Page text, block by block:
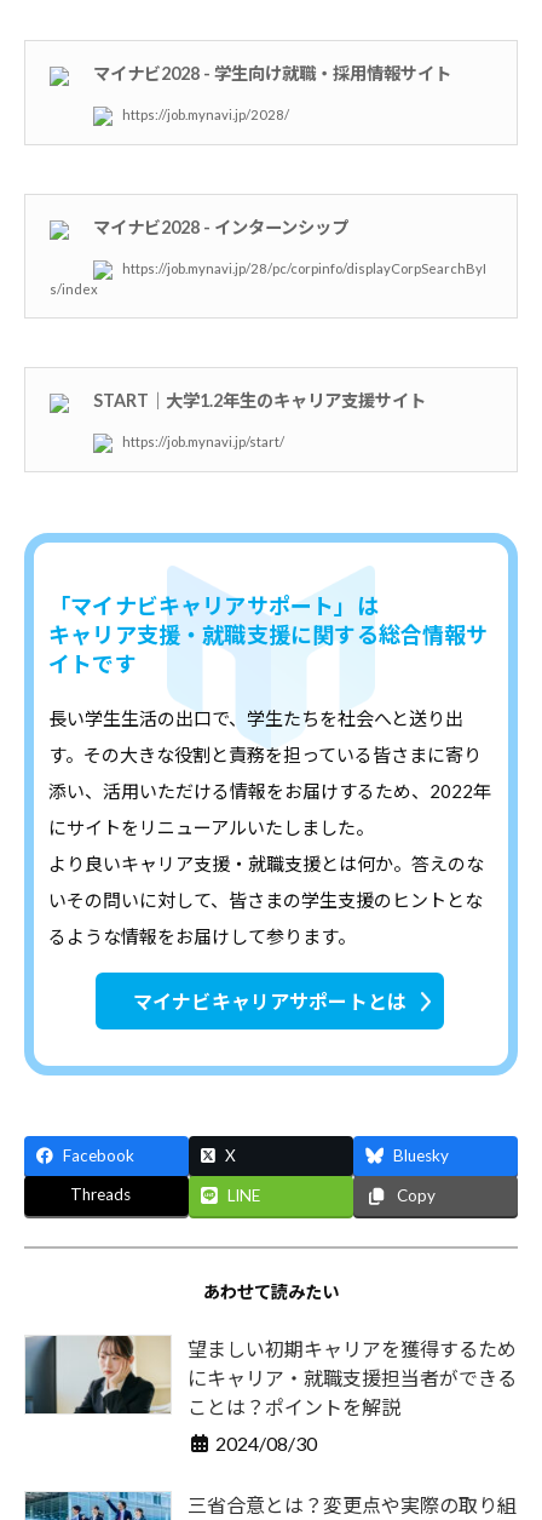
マイナビ2028 - 学生向け就職・採用情報サイト
https://job.mynavi.jp/2028/
マイナビ2028 - インターンシップ
https://job.mynavi.jp/28/pc/corpinfo/displayCorpSearchByI
s/index
START｜大学1.2年生のキャリア支援サイト
https://job.mynavi.jp/start/
「マイナビキャリアサポート」は
キャリア支援・就職支援に関する総合情報サ
イトです
長い学生生活の出口で、学生たちを社会へと送り出
す。その大きな役割と責務を担っている皆さまに寄り
添い、活用いただける情報をお届けするため、2022年
にサイトをリニューアルいたしました。
より良いキャリア支援・就職支援とは何か。答えのな
いその問いに対して、皆さまの学生支援のヒントとな
るような情報をお届けして参ります。
マイナビキャリアサポートとは
Facebook X
Bluesky
Threads
LINE Copy
あわせて読みたい
望ましい初期キャリアを獲得するため
にキャリア・就職支援担当者ができる
ことは？ポイントを解説
2024/08/30
三省合意とは？変更点や実際の取り組